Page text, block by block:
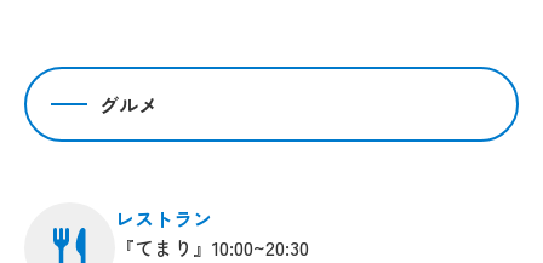
グルメ
レストラン
『てまり』10:00~20:30